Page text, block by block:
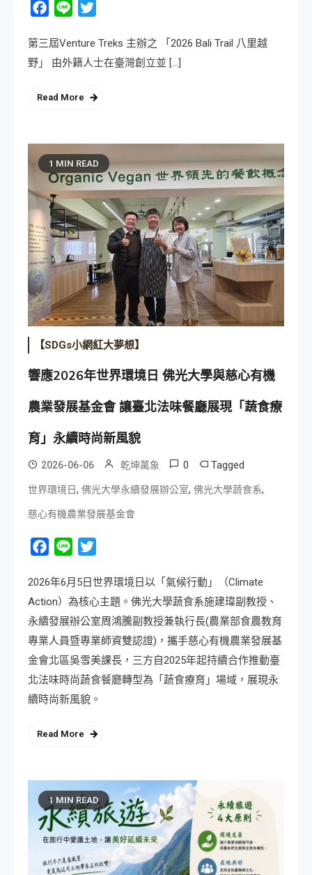
Facebook
Line
第三屆Venture Treks 主辦之 「2026 Bali Trail 八里越
野」 由外籍人士在臺灣創立並 […]
Read More
1 MIN READ
【SDGs小網紅大夢想】
響應2026年世界環境日 佛光大學與慈心有機
農業發展基金會 讓臺北法味餐廳展現「蔬食療
育」永續時尚新風貌
2026-06-06 乾坤萬象 0 Tagged
世界環境日, 佛光大學永續發展辦公室, 佛光大學蔬食系,
慈心有機農業發展基金會
Facebook
Line
2026年6月5日世界環境日以「氣候行動」（Climate
Action）為核心主題。佛光大學蔬食系施建瑋副教授、
永續發展辦公室周鴻騰副教授兼執行長(農業部食農教育
專業人員暨專業師資雙認證)，攜手慈心有機農業發展基
金會北區吳雪美課長，三方自2025年起持續合作推動臺
北法味時尚蔬食餐廳轉型為「蔬食療育」場域，展現永
續時尚新風貌。
Read More
1 MIN READ